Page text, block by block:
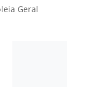
Geral